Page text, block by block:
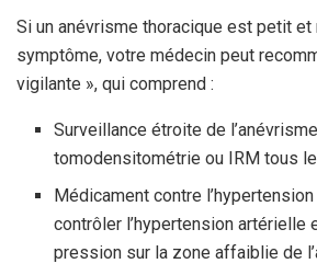
Si un anévrisme thoracique est petit et
symptôme, votre médecin peut
vigilante », qui comprend :
Surveillance étroite de
tomodensitométrie ou IRM tous
Médicament contre
contrôler l’hypertension artérielle
pression sur la zone affaiblie de